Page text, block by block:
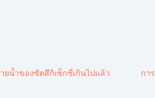
ยน้ำของซัตสึกิเซ็กซี่เกินไปแล้ว กา